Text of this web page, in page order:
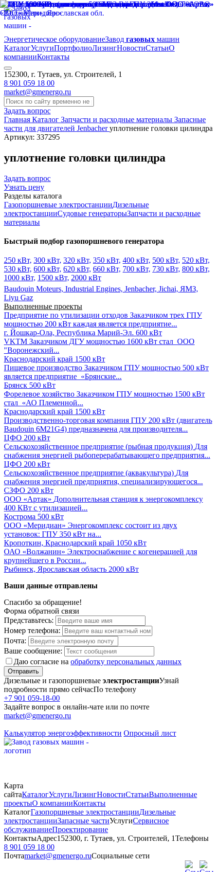
Энергетическое оборудованиеЗавод газовых машин
КаталогУслугиПортфолиоЛизингНовостиСтатьиО
компанииКонтакты
152300, г. Тутаев, ул. Строителей, 1
8 901 059 18 00
market@gmenergo.ru
Задать вопрос
Главная Каталог Запчасти и расходные материалы Запасные
части для двигателей Jenbacherуплотнение головки цилиндра
Артикул: 337295
уплотнение головки цилиндра
Задать вопрос
Узнать цену
Разделы каталога
Газопоршневые электростанцииДизельные
электростанцииСудовые генераторыЗапчасти и расходные
материалы
Быстрый подбор газопоршневого генератора
250 кВт, 300 кВт, 320 кВт, 350 кВт, 400 кВт, 500 кВт, 520 кВт,
530 кВт, 600 кВт, 620 кВт, 660 кВт, 700 кВт, 730 кВт, 800 кВт,
1000 кВт, 1500 кВт, 2000 кВт
Baudouin Moteurs, Industrial Engines, Jenbacher, Jichai, ЯМЗ,
Liyu Gaz
Выполненные проекты
Предприятие по утилизации отходов Заказчиком трех ГПУ
мощностью 200 кВт каждая является предприятие...
г. Йошкар-Ола, Республика Марий-Эл. 600 кВт
VKTM Заказчиком ДГУ мощностью 1600 кВт стал ООО
"Воронежский...
Краснодарский край 1500 кВт
Пищевое производство Заказчиком ГПУ мощностью 500 кВт
является предприятие «Брянские...
Брянск 500 кВт
Форелевое хозяйство Заказчиком ГПУ мощностью 1500 кВт
стал «АО Племенной...
Краснодарский край 1500 кВт
Производственно-торговая компания ГПУ 200 кВт (двигатель
Baudouin 6M21G4) предназначена для производителя...
ЦФО 200 кВт
Сельскохозяйственное предприятие (рыбная продукция) Для
снабжения энергией рыбоперерабатывающего предприятия...
ЦФО 200 кВт
Сельскохозяйственное предприятие (аквакультура) Для
снабжения энергией предприятия, специализирующегося...
СЗФО 200 кВт
ООО «Артак» Дополнительная станция к энергокомплексу
400 КВт с утилизацией...
Кострома 500 кВт
ООО «Меридиан» Энергокомплекс состоит из двух
установок: ГПУ 350 кВт на...
Кропоткин, Краснодарский край 1050 кВт
ОАО «Волжанин» Электроснабжение с когенерацией для
крупнейшего в России...
Рыбинск, Ярославская область 2000 кВт
Ваши данные отправлены
Спасибо за обращение!
Форма обратной связи
Представьтесь:
Номер телефона:
Почта:
Ваше сообщение:
Даю согласие на обработку персональных данных
Отправить
Дизельные и газопоршневые электростанцииУзнай
подробности прямо сейчасПо телефону
+7 901 059-18-00
Задайте вопрос в онлайн-чате или по почте
market@gmenergo.ru
Калькулятор энергоэффективности Опросный лист
Карта
сайтаКаталогУслугиЛизингНовостиСтатьиВыполненные
проектыО компанииКонтакты
КаталогГазопоршневые электростанцииДизельные
электростанцииЗапасные частиУслугиСервисное
обслуживаниеПроектирование
КонтактыАдрес152300, г. Тутаев, ул. Строителей, 1Телефоны
8 901 059 18 00
Почтаmarket@gmenergo.ruСоциальные сети